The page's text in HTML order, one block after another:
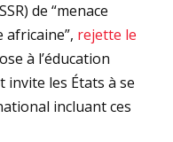
de “menace
rejette le
à l’éducation
invite les États à se
incluant ces